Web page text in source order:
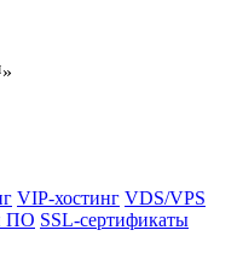
VIP-хостинг VDS/VPS
ПО SSL-сертификаты